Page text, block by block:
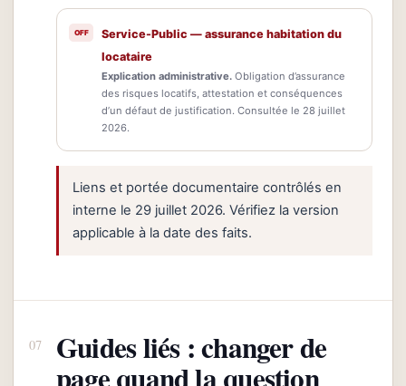
Service-Public — assurance habitation du
locataire
Explication administrative. Obligation d’assurance
des risques locatifs, attestation et conséquences
d’un défaut de justification. Consultée le 28 juillet
2026.
Liens et portée documentaire contrôlés en
interne le 29 juillet 2026. Vérifiez la version
applicable à la date des faits.
Guides liés : changer de
page quand la question